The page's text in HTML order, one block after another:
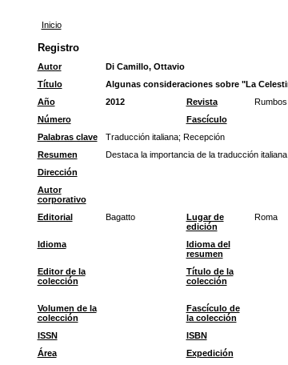
Inicio
Registro
Autor
Di Camillo, Ottavio
Título
Algunas consideraciones sobre "La
Año
2012 Revista
Número
Fascículo
Palabras clave
Traducción italiana; Recepción
Resumen
Destaca la importancia de la traducción
Dirección
Autor
corporativo
Editorial Bagatto
Lugar de
edición
Roma
Idioma
Idioma del
resumen
Editor de la
colección
Título de la
colección
Volumen de la
colección
Fascículo de
la colección
ISSN ISBN
Área
Expedición